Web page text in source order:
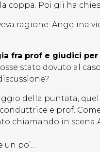
coppa. Poi gli ha
ragione: Angelina
fra prof e giudici
stato dovuto al
della puntata,
e prof.
chiamando in scena
un po’…